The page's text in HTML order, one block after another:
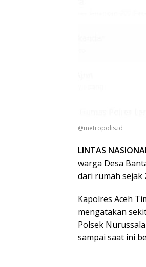
@metropolis.id
LINTAS
warga Desa
dari rumah sejak
Kapolres Aceh
mengatakan
Polsek
sampai saat ini